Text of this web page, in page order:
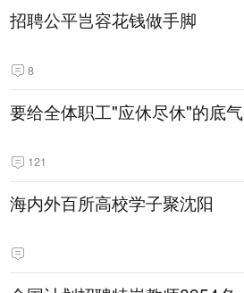
招聘公平岂容花钱做手脚
8
要给全体职工"应休尽休"的底气
121
海内外百所高校学子聚沈阳